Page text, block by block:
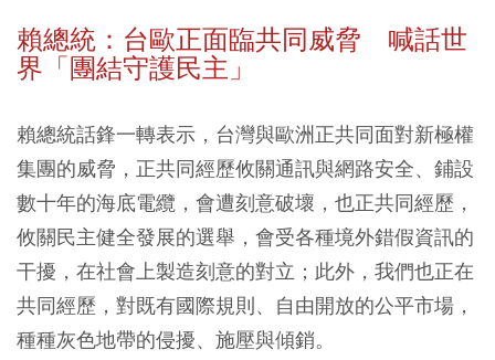
賴總統：台歐正面臨共同威脅 喊話世
界「團結守護民主」
賴總統話鋒一轉表示，台灣與歐洲正共同面對新極權
集團的威脅，正共同經歷攸關通訊與網路安全、鋪設
數十年的海底電纜，會遭刻意破壞，也正共同經歷，
攸關民主健全發展的選舉，會受各種境外錯假資訊的
干擾，在社會上製造刻意的對立；此外，我們也正在
共同經歷，對既有國際規則、自由開放的公平市場，
種種灰色地帶的侵擾、施壓與傾銷。